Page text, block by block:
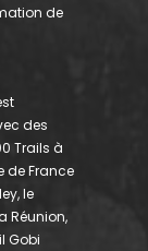
de
des
Trails à
de France
le
Réunion,
Gobi